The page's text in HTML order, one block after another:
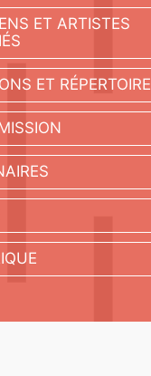
ET ARTISTES
ET RÉPERTOIRE